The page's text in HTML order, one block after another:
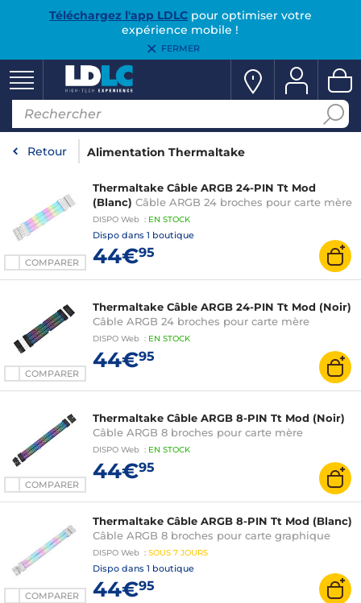
Téléchargez l'app LDLCpour optimiser votre
expérience mobile !
FERMER
Retour Alimentation Thermaltake
COMPARER
Thermaltake Câble ARGB 24-PIN Tt Mod
(Blanc) Câble ARGB 24 broches pour carte mère
DISPO Web : EN STOCK
Dispo dans 1 boutique
44€95
COMPARER
Thermaltake Câble ARGB 24-PIN Tt Mod (Noir)
Câble ARGB 24 broches pour carte mère
DISPO Web : EN STOCK
44€95
COMPARER
Thermaltake Câble ARGB 8-PIN Tt Mod (Noir)
Câble ARGB 8 broches pour carte mère
DISPO Web : EN STOCK
44€95
COMPARER
Thermaltake Câble ARGB 8-PIN Tt Mod (Blanc)
Câble ARGB 8 broches pour carte graphique
DISPO Web : SOUS 7 JOURS
Dispo dans 1 boutique
44€95